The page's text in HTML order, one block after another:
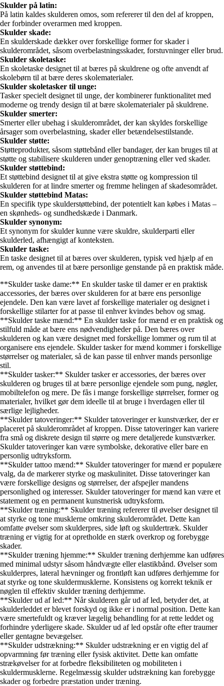
Skulder på latin:
På latin kaldes skulderen omos, som refererer til den del af kroppen,
der forbinder overarmen med kroppen.
Skulder skade:
En skulderskade dækker over forskellige former for skader i
skulderområdet, såsom overbelastningsskader, forstuvninger eller brud.
Skulder skoletaske:
En skoletaske designet til at bæres på skuldrene og ofte anvendt af
skolebørn til at bære deres skolematerialer.
Skulder skoletasker til unge:
Tasker specielt designet til unge, der kombinerer funktionalitet med
moderne og trendy design til at bære skolematerialer på skuldrene.
Skulder smerter:
Smerter eller ubehag i skulderområdet, der kan skyldes forskellige
årsager som overbelastning, skader eller betændelsestilstande.
Skulder støtte:
Støtteprodukter, såsom støttebånd eller bandager, der kan bruges til at
støtte og stabilisere skulderen under genoptræning eller ved skader.
Skulder støttebind:
Et støttebind designet til at give ekstra støtte og kompression til
skulderen for at lindre smerter og fremme helingen af skadesområdet.
Skulder støttebind Matas:
En specifik type skulderstøttebind, der potentielt kan købes i Matas –
en skønheds- og sundhedskæde i Danmark.
Skulder synonym:
Et synonym for skulder kunne være skuldre, skulderparti eller
skulderled, afhængigt af konteksten.
Skulder taske:
En taske designet til at bæres over skulderen, typisk ved hjælp af en
rem, og anvendes til at bære personlige genstande på en praktisk måde.
**Skulder taske dame:** En skulder taske til damer er en praktisk
accessories, der bæres over skulderen for at bære ens personlige
ejendele. Den kan være lavet af forskellige materialer og designet i
forskellige stilarter for at passe til enhver kvindes behov og smag.
**Skulder taske mænd:** En skulder taske for mænd er en praktisk og
stilfuld måde at bære ens nødvendigheder på. Den bæres over
skulderen og kan være designet med forskellige lommer og rum til at
organisere ens ejendele. Skulder tasker for mænd kommer i forskellige
størrelser og materialer, så de kan passe til enhver mands personlige
stil.
**Skulder tasker:** Skulder tasker er accessories, der bæres over
skulderen og bruges til at bære personlige ejendele som pung, nøgler,
mobiltelefon og mere. De fås i mange forskellige størrelser, former og
materialer, hvilket gør dem ideelle til at bruge i hverdagen eller til
særlige lejligheder.
**Skulder tatoveringer:** Skulder tatoveringer er kunstværker, der er
placeret på skulderområdet af kroppen. Disse tatoveringer kan variere
fra små og diskrete design til større og mere detaljerede kunstværker.
Skulder tatoveringer kan være symbolske, dekorative eller bare en
personlig udtryksform.
**Skulder tattoo mænd:** Skulder tatoveringer for mænd er populære
valg, da de markerer styrke og maskulinitet. Disse tatoveringer kan
være forskellige designs og størrelser, der afspejler mandens
personlighed og interesser. Skulder tatoveringer for mænd kan være et
statement og en permanent kunstnerisk udtryksform.
**Skulder træning:** Skulder træning refererer til øvelser designet til
at styrke og tone musklerne omkring skulderområdet. Dette kan
omfatte øvelser som skulderpres, side løft og skuldertræk. Skulder
træning er vigtig for at opretholde en stærk overkrop og forebygge
skader.
**Skulder træning hjemme:** Skulder træning derhjemme kan udføres
med minimal udstyr såsom håndvægte eller elastikbånd. Øvelser som
skulderpres, lateral hævninger og frontløft kan udføres derhjemme for
at styrke og tone skuldermusklerne. Konsistens og korrekt teknik er
nøglen til effektiv skulder træning derhjemme.
**Skulder ud af led:** Når skulderen går ud af led, betyder det, at
skulderleddet er blevet forskyd og ikke er i normal position. Dette kan
være smertefuldt og kræver lægelig behandling for at rette leddet og
forhindre yderligere skade. Skulder ud af led opstår ofte efter traumer
eller gentagne bevægelser.
**Skulder udstrækning:** Skulder udstrækning er en vigtig del af
opvarmning før træning eller fysisk aktivitet. Dette kan omfatte
strækøvelser for at forbedre fleksibiliteten og mobiliteten i
skuldermusklerne. Regelmæssig skulder udstrækning kan forebygge
skader og forbedre præstation under træning.